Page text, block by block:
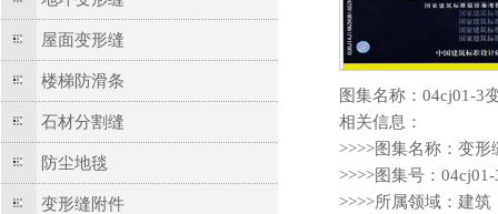
屋面变形缝
楼梯防滑条
石材分割缝
防尘地毯
变形缝附件
图集名称：04cj01-3
相关信息：
>>>>图集名称：变
>>>>图集号：04cj01-
>>>>所属领域：建筑